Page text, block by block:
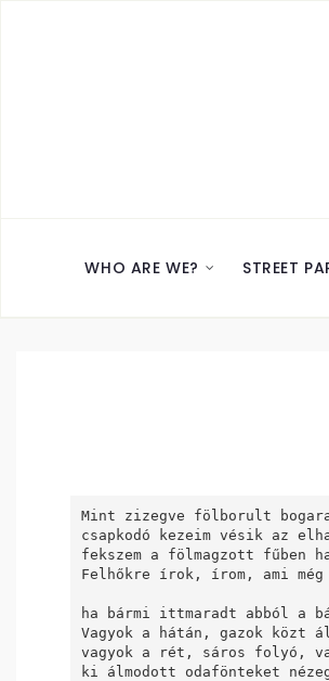
WHO ARE WE? STREET
Mint zizegve fölborult
csapkodó kezeim vésik az
fekszem a fölmagzott fűben
Felhőkre írok, írom, ami még
ha bármi ittmaradt abból a
Vagyok a hátán, gazok közt
vagyok a rét, sáros folyó,
ki álmodott odafönteket